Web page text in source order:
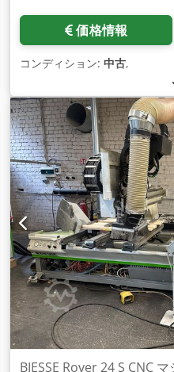
価格情報
コンディション: 中古,
BIESSE Rover 24 S CNC